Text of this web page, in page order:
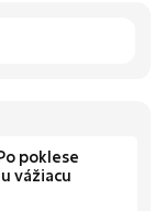
poklese
vážiacu